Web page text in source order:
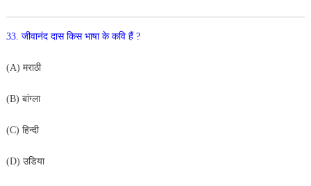
33. जीवानंद दास किस भाषा के कवि हैं ?
(A) मराठी
(B) बांग्ला
(C) हिन्दी
(D) उडिया